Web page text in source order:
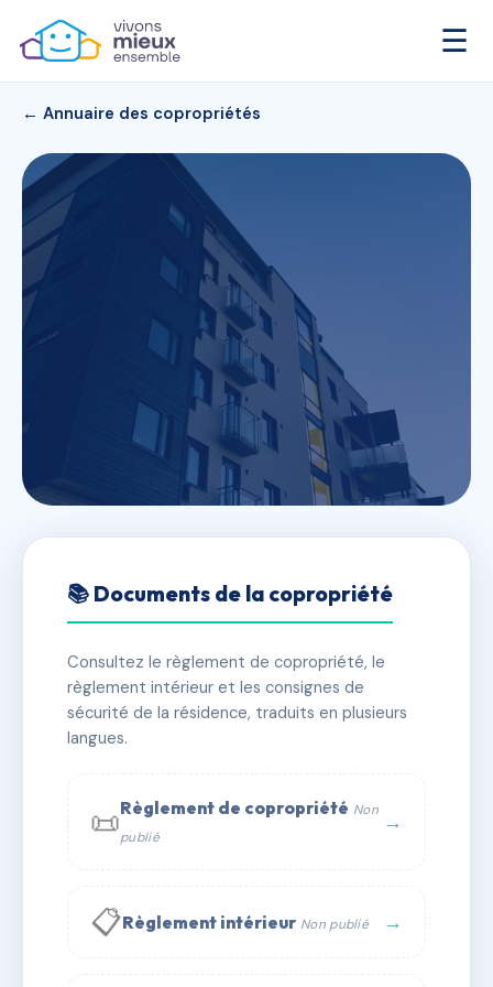
☰
← Annuaire des copropriétés
SDC La Mosellane
✓ Immatriculée 🏠 56 lots 🏗 1 bâtiment(s)
📞 Contacter Syndic Digital
📚 Documents de la copropriété
Consultez le règlement de copropriété, le
règlement intérieur et les consignes de
sécurité de la résidence, traduits en plusieurs
langues.
📜Règlement de copropriété Non
publié
→
📋Règlement intérieur Non publié →